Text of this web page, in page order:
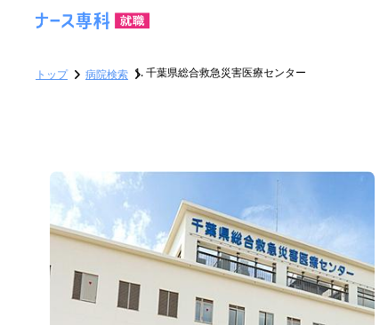
トップ 病院検索 千葉県総合救急災害医療センター